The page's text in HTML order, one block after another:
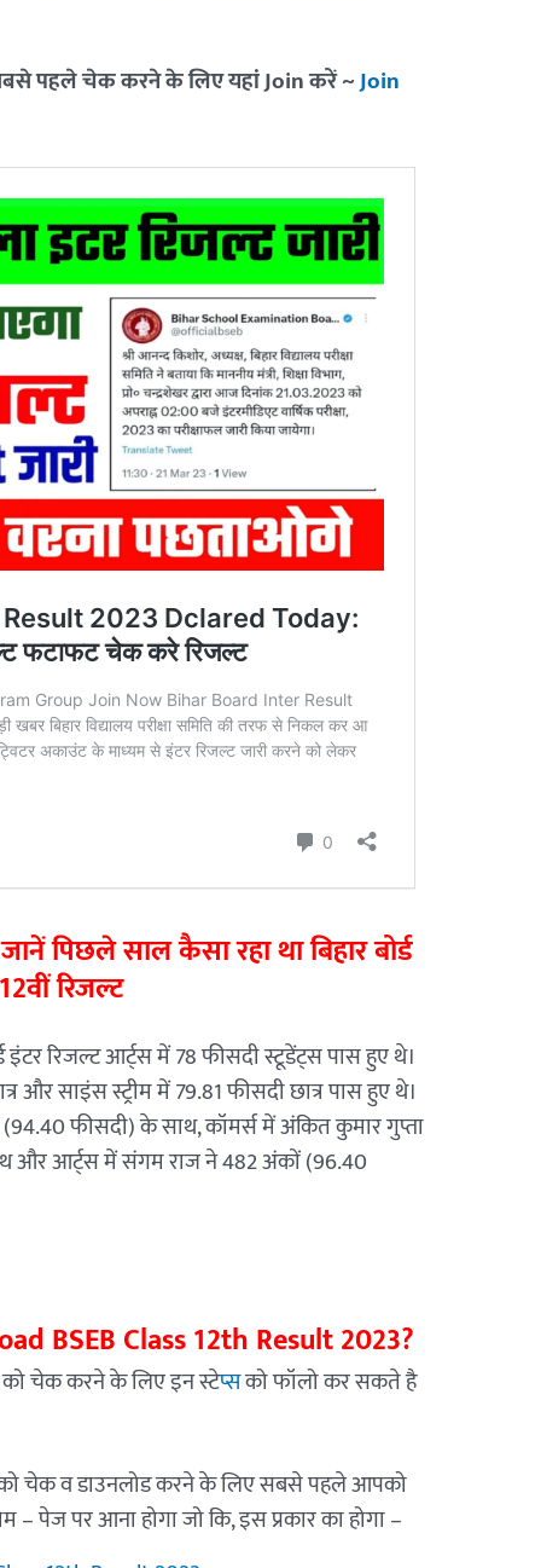
सबसे पहले चेक करने के लिए यहां Join करें ~Join
पिछले साल कैसा रहा था बिहार बोर्ड
रिजल्ट
इंटर रिजल्ट आर्ट्स में 78 फीसदी स्टूडेंट्स पास हुए थे।
और साइंस स्ट्रीम में 79.81 फीसदी छात्र पास हुए थे।
फीसदी) के साथ, कॉमर्स में अंकित कुमार गुप्ता
आर्ट्स में संगम राज ने 482 अंकों (96.40
BSEB Class 12th Result 2023?
चेक करने के लिए इन स्टेप्सको फॉलो कर सकते है
चेक व डाउनलोड करने के लिए सबसे पहले आपको
– पेज पर आना होगा जो कि, इस प्रकार का होगा –